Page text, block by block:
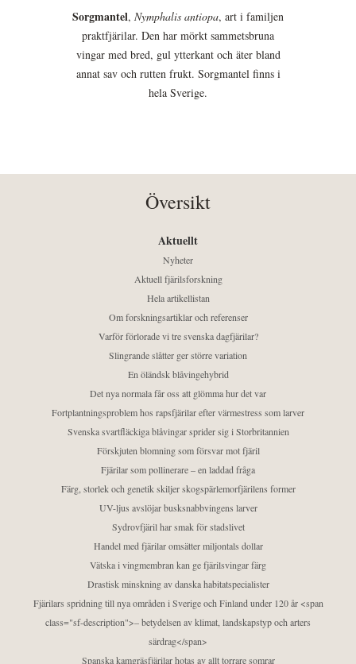
Sorgmantel, Nymphalis antiopa, art i familjen
praktfjärilar. Den har mörkt sammetsbruna
vingar med bred, gul ytterkant och äter bland
annat sav och rutten frukt. Sorgmantel finns i
hela Sverige.
Översikt
Aktuellt
Nyheter
Aktuell fjärilsforskning
Hela artikellistan
Om forskningsartiklar och referenser
Varför förlorade vi tre svenska dagfjärilar?
Slingrande slåtter ger större variation
En öländsk blåvingehybrid
Det nya normala får oss att glömma hur det var
Fortplantningsproblem hos rapsfjärilar efter värmestress som larver
Svenska svartfläckiga blåvingar sprider sig i Storbritannien
Förskjuten blomning som försvar mot fjäril
Fjärilar som pollinerare – en laddad fråga
Färg, storlek och genetik skiljer skogspärlemorfjärilens former
UV-ljus avslöjar busksnabbvingens larver
Sydrovfjäril har smak för stadslivet
Handel med fjärilar omsätter miljontals dollar
Vätska i vingmembran kan ge fjärilsvingar färg
Drastisk minskning av danska habitatspecialister
Fjärilars spridning till nya områden i Sverige och Finland under 120 år <span
class="sf-description">– betydelsen av klimat, landskapstyp och arters
särdrag</span>
Spanska kamgräsfjärilar hotas av allt torrare somrar